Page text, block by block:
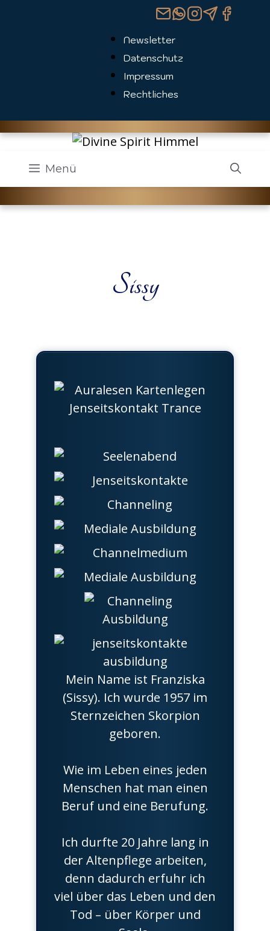
Newsletter
Datenschutz
Impressum
Rechtliches
Menü
Sissy
Mein Name ist Franziska
(Sissy). Ich wurde 1957 im
Sternzeichen Skorpion
geboren.
Wie im Leben eines jeden
Menschen hat man einen
Beruf und eine Berufung.
Ich durfte 20 Jahre lang in
der Altenpflege arbeiten,
denn dadurch erfuhr ich
viel über das Leben und den
Tod – über Körper und